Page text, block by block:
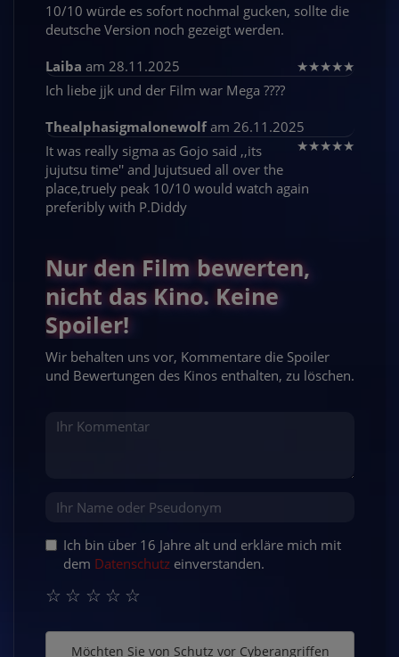
10/10 würde es sofort nochmal gucken, sollte die
deutsche Version noch gezeigt werden.
Laiba am 28.11.2025 ★★★★★
Ich liebe jjk und der Film war Mega ????
Thealphasigmalonewolfam 26.11.2025
★★★★★
It was really sigma as Gojo said ,,its
jujutsu time'' and Jujutsued all over the
place,truely peak 10/10 would watch again
preferibly with P.Diddy
Nur den Film bewerten,
nicht das Kino. Keine
Spoiler!
Wir behalten uns vor, Kommentare die Spoiler
und Bewertungen des Kinos enthalten, zu löschen.
Ich bin über 16 Jahre alt und erkläre mich mit
dem Datenschutz einverstanden.
☆
☆
☆
☆
☆
Möchten Sie von Schutz vor Cyberangriffen